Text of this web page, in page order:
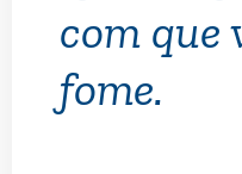
com que
fome.